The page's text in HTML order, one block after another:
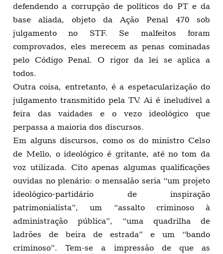
defendendo a corrupção de políticos do PT e da
base aliada, objeto da Ação Penal 470 sob
julgamento no STF. Se malfeitos foram
comprovados, eles merecem as penas cominadas
pelo Código Penal. O rigor da lei se aplica a
todos.
Outra coisa, entretanto, é a espetacularização do
julgamento transmitido pela TV. Ai é ineludível a
feira das vaidades e o vezo ideológico que
perpassa a maioria dos discursos.
Em alguns discursos, como os do ministro Celso
de Mello, o ideológico é gritante, até no tom da
voz utilizada. Cito apenas algumas qualificações
ouvidas no plenário: o mensalão seria “um projeto
ideológico-partidário de inspiração
patrimonialista”, um “assalto criminoso à
administração pública”, “uma quadrilha de
ladrões de beira de estrada” e um “bando
criminoso”. Tem-se a impressão de que as